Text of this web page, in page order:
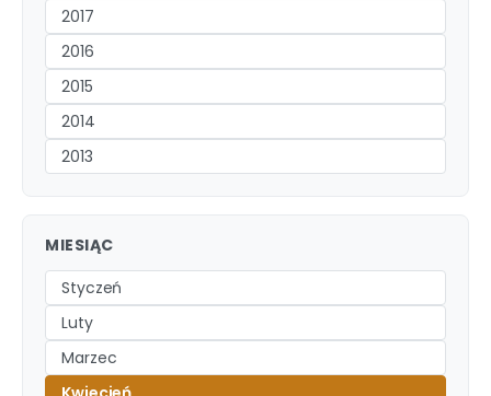
2017
2016
2015
2014
2013
MIESIĄC
Styczeń
Luty
Marzec